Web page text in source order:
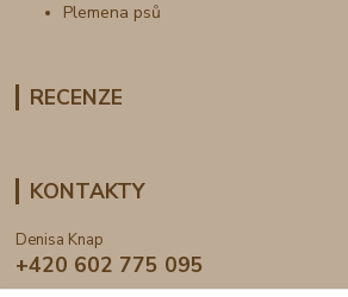
Plemena psů
RECENZE
KONTAKTY
Denisa Knap
+420 602 775 095